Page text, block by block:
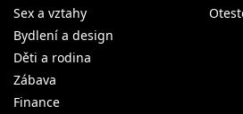
Sex a vztahy
Bydlení a design
Děti a rodina
Zábava
Finance